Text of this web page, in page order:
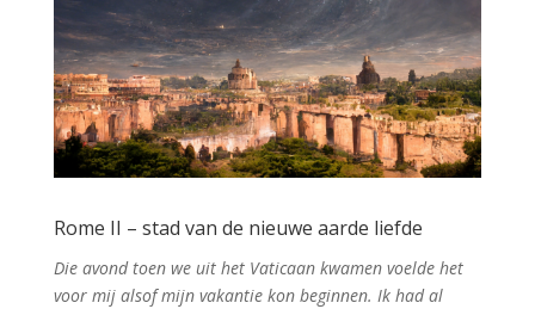
Rome II – stad van de nieuwe aarde liefde
Die avond toen we uit het Vaticaan kwamen voelde het
voor mij alsof mijn vakantie kon beginnen. Ik had al